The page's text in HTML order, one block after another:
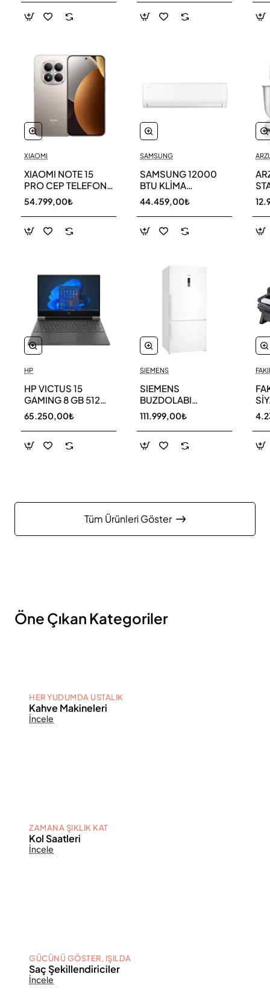
XIAOMI
XIAOMI NOTE 15
PRO CEP TELEFONU
256 GB
54.799,00₺
HP
HP VICTUS 15
GAMING 8 GB 512
GB SSD LAPTOP
FA0011NT 80D33EA
65.250,00₺
SAMSUNG
SAMSUNG 12000
BTU KLİMA
AR40F12C0AM SK
44.459,00₺
SIEMENS
SIEMENS
BUZDOLABI
KG86NCWE0N
111.999,00₺
Tüm Ürünleri Göster
Öne Çıkan Kategoriler
HER YUDUMDA USTALIK
Kahve Makineleri
İncele
ZAMANA ŞIKLIK KAT
Kol Saatleri
İncele
GÜCÜNÜ GÖSTER, IŞILDA
Saç Şekillendiriciler
İncele